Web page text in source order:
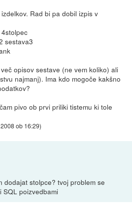
Rad bi pa dobil izpis v
sestava3
opisov sestave (ne vem koliko) ali
najmanj). Ima kdo mogoče kakšno
pivo ob prvi priliki tistemu ki tole
ob 16:29)
dodajat stolpce? tvoj problem se
SQL poizvedbami